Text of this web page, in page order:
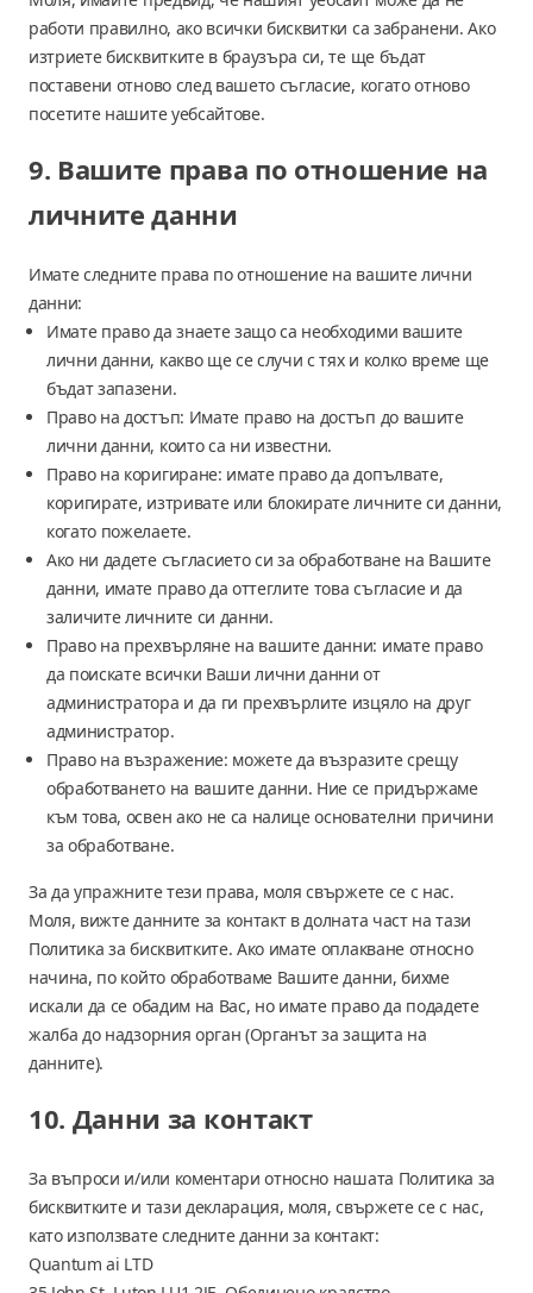
работи правилно, ако всички бисквитки са забранени. Ако
изтриете бисквитките в браузъра си, те ще бъдат
поставени отново след вашето съгласие, когато отново
посетите нашите уебсайтове.
9. Вашите права по отношение на
личните данни
Имате следните права по отношение на вашите лични
данни:
Имате право да знаете защо са необходими вашите
лични данни, какво ще се случи с тях и колко време ще
бъдат запазени.
Право на достъп: Имате право на достъп до вашите
лични данни, които са ни известни.
Право на коригиране: имате право да допълвате,
коригирате, изтривате или блокирате личните си данни,
когато пожелаете.
Ако ни дадете съгласието си за обработване на Вашите
данни, имате право да оттеглите това съгласие и да
заличите личните си данни.
Право на прехвърляне на вашите данни: имате право
да поискате всички Ваши лични данни от
администратора и да ги прехвърлите изцяло на друг
администратор.
Право на възражение: можете да възразите срещу
обработването на вашите данни. Ние се придържаме
към това, освен ако не са налице основателни причини
за обработване.
За да упражните тези права, моля свържете се с нас.
Моля, вижте данните за контакт в долната част на тази
Политика за бисквитките. Ако имате оплакване относно
начина, по който обработваме Вашите данни, бихме
искали да се обадим на Вас, но имате право да подадете
жалба до надзорния орган (Органът за защита на
данните).
10. Данни за контакт
За въпроси и/или коментари относно нашата Политика за
бисквитките и тази декларация, моля, свържете се с нас,
като използвате следните данни за контакт:
Quantum ai LTD